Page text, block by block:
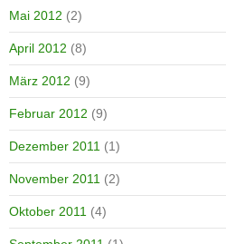
Mai 2012 (2)
April 2012 (8)
März 2012 (9)
Februar 2012 (9)
Dezember 2011 (1)
November 2011 (2)
Oktober 2011 (4)